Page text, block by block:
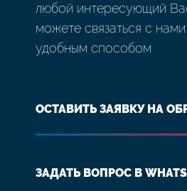
любой интересующий
можете связаться с
удобным способом
ОСТАВИТЬ ЗАЯВКУ НА
ЗАДАТЬ ВОПРОС В